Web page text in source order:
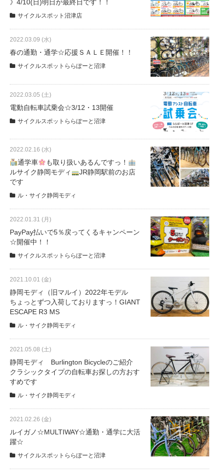
》4/10(日)明日が最終日です！！
サイクルスポット沼津店
2022.03.09 (水)
春の通勤・通学☆応援ＳＡＬＥ開催！！
サイクルスポットららぽーと沼津
2022.03.05 (土)
電動自転車試乗会☆3/12・13開催
サイクルスポットららぽーと沼津
2022.02.16 (水)
通学車
も取り扱いあるんですっ！
ルサイク静岡モディ
JR静岡駅前のお店
です
ル・サイク静岡モディ
2022.01.31 (月)
PayPay払いで5％戻ってくるキャンペーン
☆開催中！！
サイクルスポットららぽーと沼津
2021.10.01 (金)
静岡モディ（旧マルイ）2022年モデル
ちょっとずつ入荷しておりますっ！GIANT
ESCAPE R3 MS
ル・サイク静岡モディ
2021.05.08 (土)
静岡モディ Burlington Bicycleのご紹介
クラシックタイプの自転車お探しの方おす
すめです
ル・サイク静岡モディ
2021.02.26 (金)
ルイガノ☆MULTIWAY☆通勤・通学に大活
躍☆
サイクルスポットららぽーと沼津